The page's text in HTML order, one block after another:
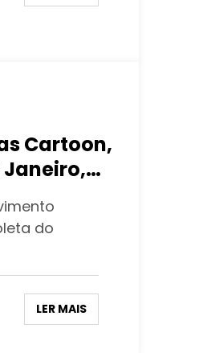
Cartoon,
Janeiro,
pelos
do
LER MAIS